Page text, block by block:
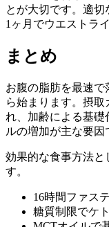
とが大切です。適切
1ヶ月でウエストラ
まとめ
お腹の脂肪を最速
ら始まります。摂
れ、加齢による基礎
ルの増加が主な要因
効果的な食事方法と
す。
16時間ファス
糖質制限でケ